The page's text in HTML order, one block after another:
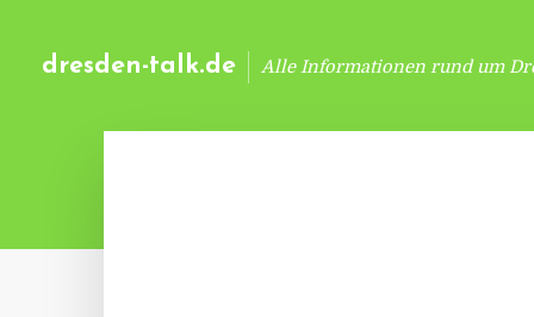
dresden-talk.de Alle Informationen rund um